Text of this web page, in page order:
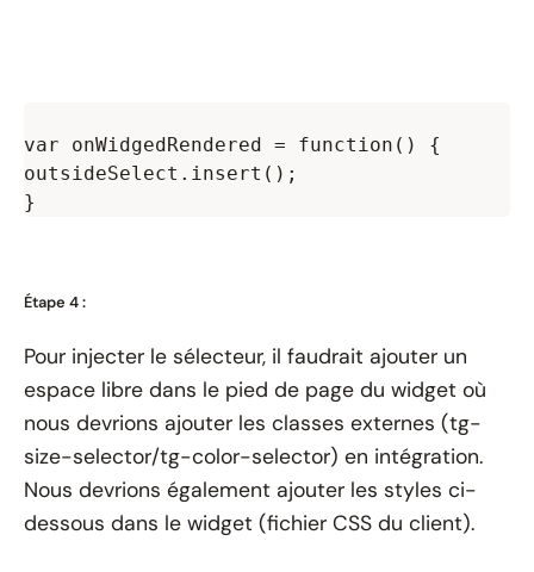
var onWidgedRendered = function() {
outsideSelect.insert();
Étape 4 :
Pour injecter le sélecteur, il faudrait ajouter un
espace libre dans le pied de page du widget où
nous devrions ajouter les classes externes (tg-
size-selector/tg-color-selector) en intégration.
Nous devrions également ajouter les styles ci-
dessous dans le widget (fichier CSS du client).